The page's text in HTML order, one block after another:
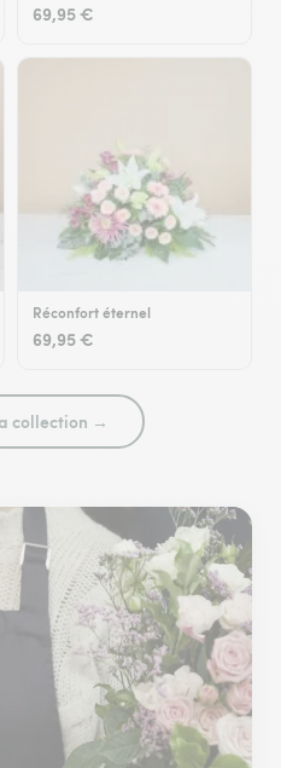
69,95 €
Réconfort éternel
69,95 €
collection →